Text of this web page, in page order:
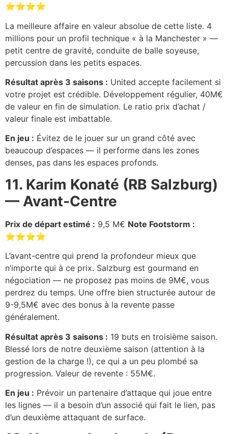
⭐⭐⭐⭐
La meilleure affaire en valeur absolue de cette liste. 4
millions pour un profil technique « à la Manchester » —
petit centre de gravité, conduite de balle soyeuse,
percussion dans les petits espaces.
Résultat après 3 saisons : United accepte facilement si
votre projet est crédible. Développement régulier, 40M€
de valeur en fin de simulation. Le ratio prix d’achat /
valeur finale est imbattable.
En jeu : Évitez de le jouer sur un grand côté avec
beaucoup d’espaces — il performe dans les zones
denses, pas dans les espaces profonds.
11. Karim Konaté (RB Salzburg)
— Avant-Centre
Prix de départ estimé : 9,5 M€ Note Footstorm :
⭐⭐⭐⭐
L’avant-centre qui prend la profondeur mieux que
n’importe qui à ce prix. Salzburg est gourmand en
négociation — ne proposez pas moins de 9M€, vous
perdrez du temps. Une offre bien structurée autour de
9-9,5M€ avec des bonus à la revente passe
généralement.
Résultat après 3 saisons : 19 buts en troisième saison.
Blessé lors de notre deuxième saison (attention à la
gestion de la charge !), ce qui a un peu plombé sa
progression. Valeur de revente : 55M€.
En jeu : Prévoir un partenaire d’attaque qui joue entre
les lignes — il a besoin d’un associé qui fait le lien, pas
d’un deuxième attaquant de surface.